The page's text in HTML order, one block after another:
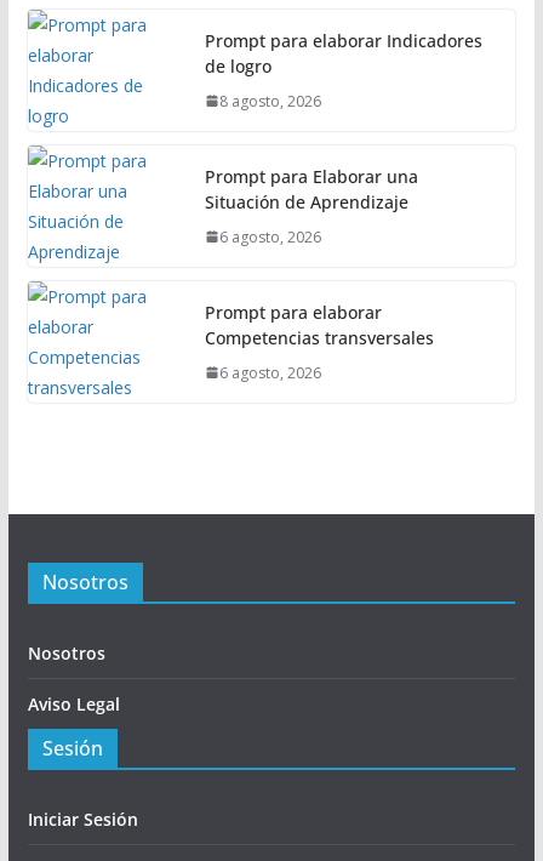
Prompt para elaborar Indicadores
de logro
8 agosto, 2026
Prompt para Elaborar una
Situación de Aprendizaje
6 agosto, 2026
Prompt para elaborar
Competencias transversales
6 agosto, 2026
Nosotros
Nosotros
Aviso Legal
Sesión
Iniciar Sesión